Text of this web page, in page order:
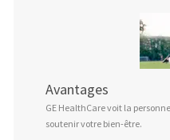
Avantages
GE HealthCare voit la
soutenir votre bien-être.